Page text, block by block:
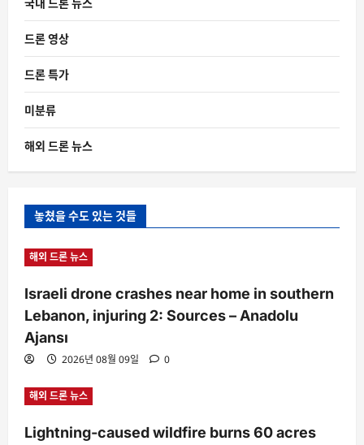
국내 드론 뉴스
드론 영상
드론 특가
미분류
해외 드론 뉴스
놓쳤을 수도 있는 것들
해외 드론 뉴스
Israeli drone crashes near home in southern
Lebanon, injuring 2: Sources – Anadolu
Ajansı
2026년 08월 09일 0
해외 드론 뉴스
Lightning-caused wildfire burns 60 acres